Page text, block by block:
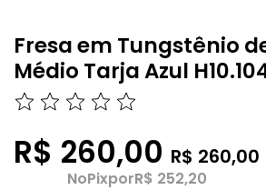
Fresa em Tungstênio
Médio Tarja Azul
R$ 260,00 R$ 260,00
NoPixporR$ 252,20